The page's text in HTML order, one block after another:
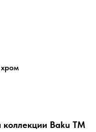
Baku ТМ